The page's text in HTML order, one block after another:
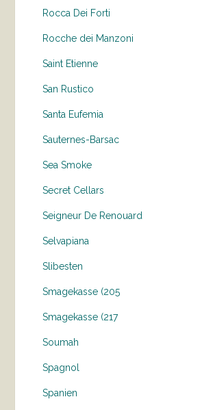
Rocca Dei Forti
Rocche dei Manzoni
Saint Etienne
San Rustico
Santa Eufemia
Sauternes-Barsac
Sea Smoke
Secret Cellars
Seigneur De Renouard
Selvapiana
Slibesten
Smagekasse (205
Smagekasse (217
Soumah
Spagnol
Spanien